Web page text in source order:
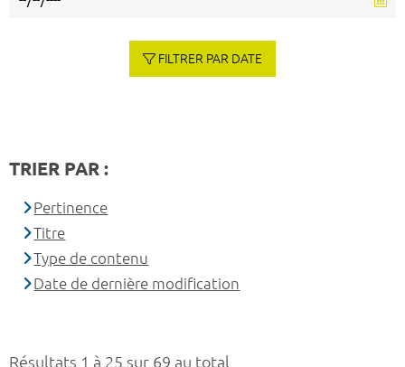
Résultats 1 à 25 sur 69 au total
FILTRER PAR DATE
TRIER PAR :
Pertinence
Titre
Type de contenu
Date de dernière modification